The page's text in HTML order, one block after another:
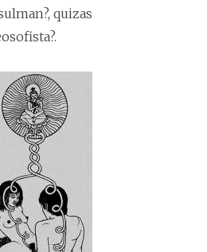
quizas